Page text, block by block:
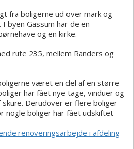
fra boligerne ud over mark og
byen Gassum har de en
og en kirke.
rute 235, mellem Randers og
været en del af en større
har fået nye tage, vinduer og
Derudover er flere boliger
nogle boliger har fået udskiftet
renoveringsarbejde i afdeling